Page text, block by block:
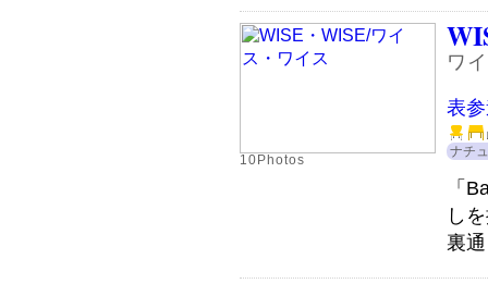
10Photos
ワ
表
ナチ
「
し
裏